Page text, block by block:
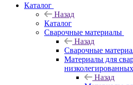
Каталог
Назад
Каталог
Сварочные материалы
Назад
Сварочные
Материалы для
Назад